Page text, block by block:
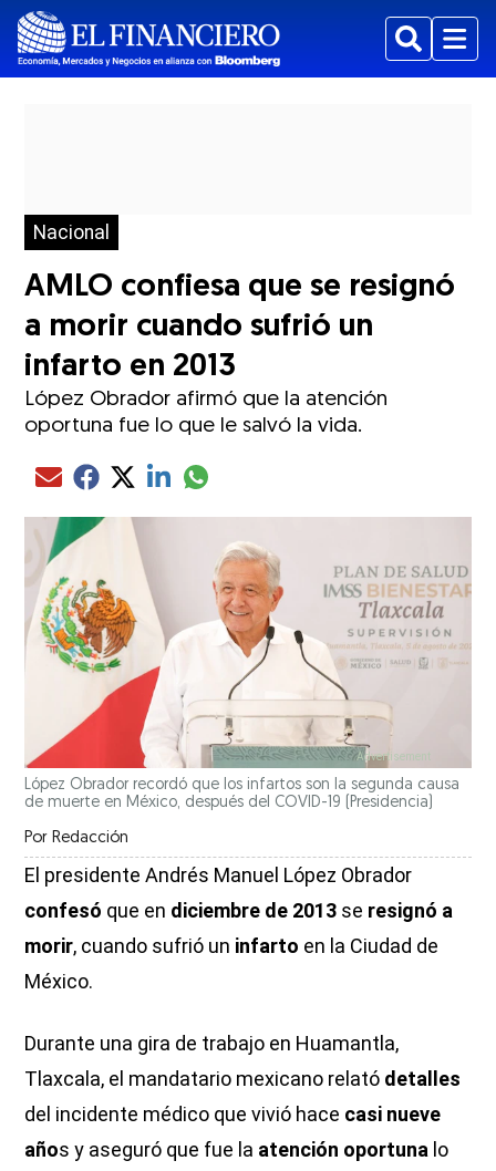
BuscarMenu
Nacional
AMLO confiesa que se resignó
a morir cuando sufrió un
infarto en 2013
López Obrador afirmó que la atención
oportuna fue lo que le salvó la vida.
Compartir el artículo actual mediante Email
Compartir el artículo actual mediante Facebook
Compartir el artículo actual mediante Twitter
Compartir el artículo actual mediante LinkedIn
Compartir el artículo actual mediante
López Obrador recordó que los infartos son la segunda causa
de muerte en México, después del COVID-19
(Presidencia)
Por Redacción
El presidente Andrés Manuel López Obrador
confesó que en diciembre de 2013 se resignó a
morir, cuando sufrió un infarto en la Ciudad de
México.
Durante una gira de trabajo en Huamantla,
Tlaxcala, el mandatario mexicano relató detalles
del incidente médico que vivió hace casi nueve
años y aseguró que fue la atención oportuna lo